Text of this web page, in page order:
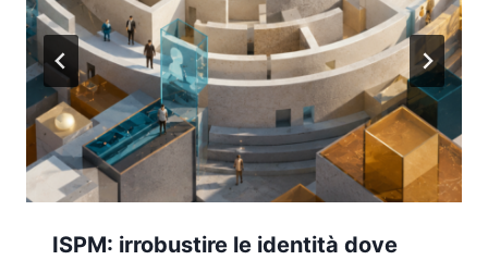
ISPM: irrobustire le identità dove